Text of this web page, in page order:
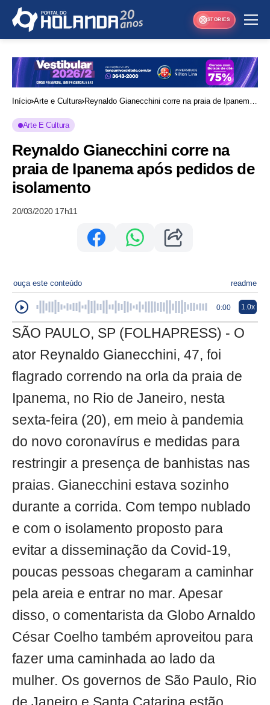
STORIES
Início Arte e Cultura Reynaldo Gianecchini corre na praia de Ipanema
Arte E Cultura
Reynaldo Gianecchini corre na
praia de Ipanema após pedidos de
isolamento
20/03/2020 17h11
ouça este conteúdo readme
0:00 1.0x
SÃO PAULO, SP (FOLHAPRESS) - O
ator Reynaldo Gianecchini, 47, foi
flagrado correndo na orla da praia de
Ipanema, no Rio de Janeiro, nesta
sexta-feira (20), em meio à pandemia
do novo coronavírus e medidas para
restringir a presença de banhistas nas
praias. Gianecchini estava sozinho
durante a corrida. Com tempo nublado
e com o isolamento proposto para
evitar a disseminação da Covid-19,
poucas pessoas chegaram a caminhar
pela areia e entrar no mar. Apesar
disso, o comentarista da Globo Arnaldo
César Coelho também aproveitou para
fazer uma caminhada ao lado da
mulher. Os governos de São Paulo, Rio